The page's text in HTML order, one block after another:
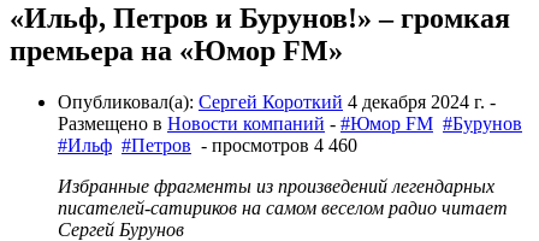
«Ильф, Петров и Бурунов!» – громкая
премьера на «Юмор FM»
Опубликовал(а): Сергей Короткий 4 декабря 2024 г. -
Размещено в Новости компаний - #Юмор FM #Бурунов
#Ильф #Петров - просмотров 4 460
Избранные фрагменты из произведений легендарных
писателей-сатириков на самом веселом радио читает
Сергей Бурунов